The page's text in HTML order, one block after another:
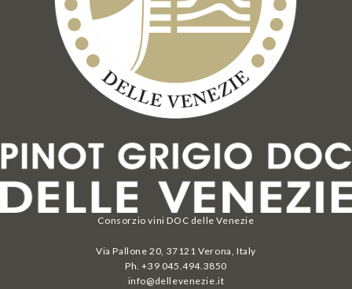
Consorzio vini DOC delle Venezie
Via Pallone 20, 37121 Verona, Italy
Ph. +39 045.494.3850
info@dellevenezie.it